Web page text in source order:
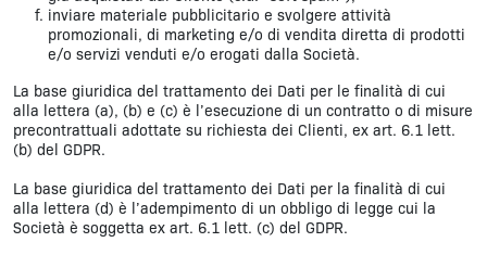
inviare materiale pubblicitario e svolgere attività
promozionali, di marketing e/o di vendita diretta di prodotti
e/o servizi venduti e/o erogati dalla Società.
La base giuridica del trattamento dei Dati per le finalità di cui
alla lettera (a), (b) e (c) è l’esecuzione di un contratto o di misure
precontrattuali adottate su richiesta dei Clienti, ex art. 6.1 lett.
(b) del GDPR.
La base giuridica del trattamento dei Dati per la finalità di cui
alla lettera (d) è l’adempimento di un obbligo di legge cui la
Società è soggetta ex art. 6.1 lett. (c) del GDPR.